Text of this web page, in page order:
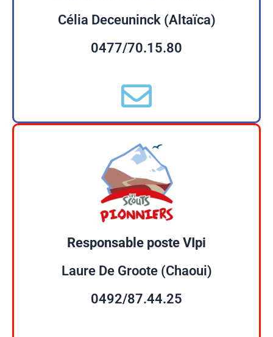
Célia Deceuninck (Altaïca)
0477/70.15.80
Responsable poste VIpi
Laure De Groote (Chaoui)
0492/87.44.25